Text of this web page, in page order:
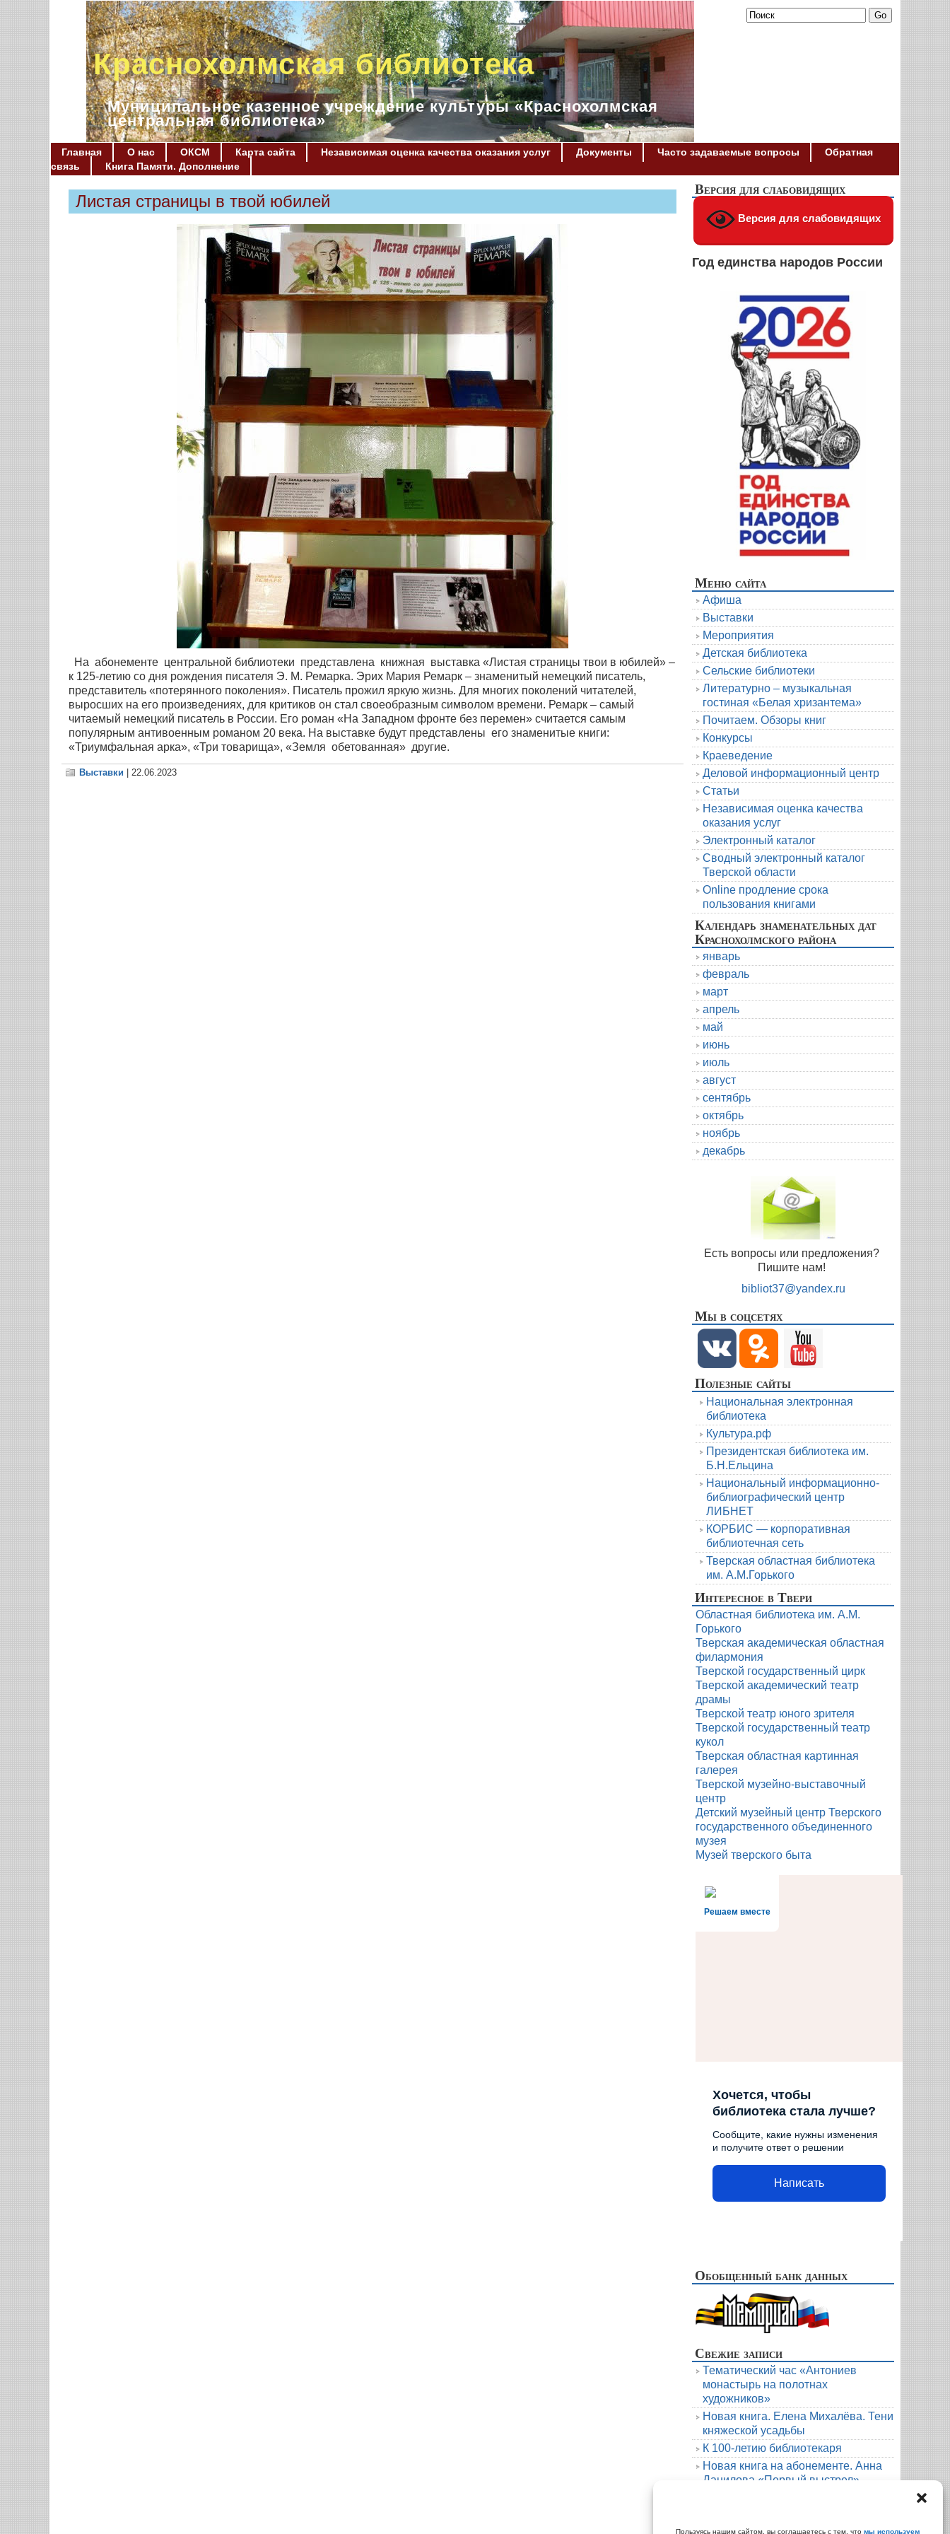
Пользуясь нашим сайтом, вы соглашаетесь с тем, что мы используем
Краснохолмская библиотека
Муниципальное казенное учреждение культуры «Краснохолмская
центральная библиотека»
Главная О нас ОКСМ Карта сайта Независимая оценка качества оказания услуг Документы Часто задаваемые вопросы
Обратная
связь
Книга Памяти. Дополнение
Листая страницы в твой юбилей
На абонементе центральной библиотеки представлена книжная выставка «Листая страницы твои в юбилей» –
к 125-летию со дня рождения писателя Э. М. Ремарка. Эрих Мария Ремарк – знаменитый немецкий писатель,
представитель «потерянного поколения». Писатель прожил яркую жизнь. Для многих поколений читателей,
выросших на его произведениях, для критиков он стал своеобразным символом времени. Ремарк – самый
читаемый немецкий писатель в России. Его роман «На Западном фронте без перемен» считается самым
популярным антивоенным романом 20 века. На выставке будут представлены его знаменитые книги:
«Триумфальная арка», «Три товарища», «Земля обетованная» другие.
Выставки | 22.06.2023
Версия для слабовидящих
Версия для слабовидящих
Год единства народов России
Меню сайта
Афиша
Выставки
Мероприятия
Детская библиотека
Сельские библиотеки
Литературно – музыкальная
гостиная «Белая хризантема»
Почитаем. Обзоры книг
Конкурсы
Краеведение
Деловой информационный центр
Статьи
Независимая оценка качества
оказания услуг
Электронный каталог
Сводный электронный каталог
Тверской области
Online продление срока
пользования книгами
Календарь знаменательных дат
Краснохолмского района
январь
февраль
март
апрель
май
июнь
июль
август
сентябрь
октябрь
ноябрь
декабрь
Есть вопросы или предложения?
Пишите нам!
bibliot37@yandex.ru
Мы в соцсетях
Полезные сайты
Национальная электронная
библиотека
Культура.рф
Президентская библиотека им.
Б.Н.Ельцина
Национальный информационно-
библиографический центр
ЛИБНЕТ
КОРБИС — корпоративная
библиотечная сеть
Тверская областная библиотека
им. А.М.Горького
Интересное в Твери
Областная библиотека им. А.М.
Горького
Тверская академическая областная
филармония
Тверской государственный цирк
Тверской академический театр
драмы
Тверской театр юного зрителя
Тверской государственный театр
кукол
Тверская областная картинная
галерея
Тверской музейно-выставочный
центр
Детский музейный центр Тверского
государственного объединенного
музея
Музей тверского быта
Решаем вместе
Хочется, чтобы
библиотека стала лучше?
Сообщите, какие нужны изменения
и получите ответ о решении
Написать
Обобщенный банк данных
Свежие записи
Тематический час «Антониев
монастырь на полотнах
художников»
Новая книга. Елена Михалёва. Тени
княжеской усадьбы
К 100-летию библиотекаря
Новая книга на абонементе. Анна
Данилова «Первый выстрел»